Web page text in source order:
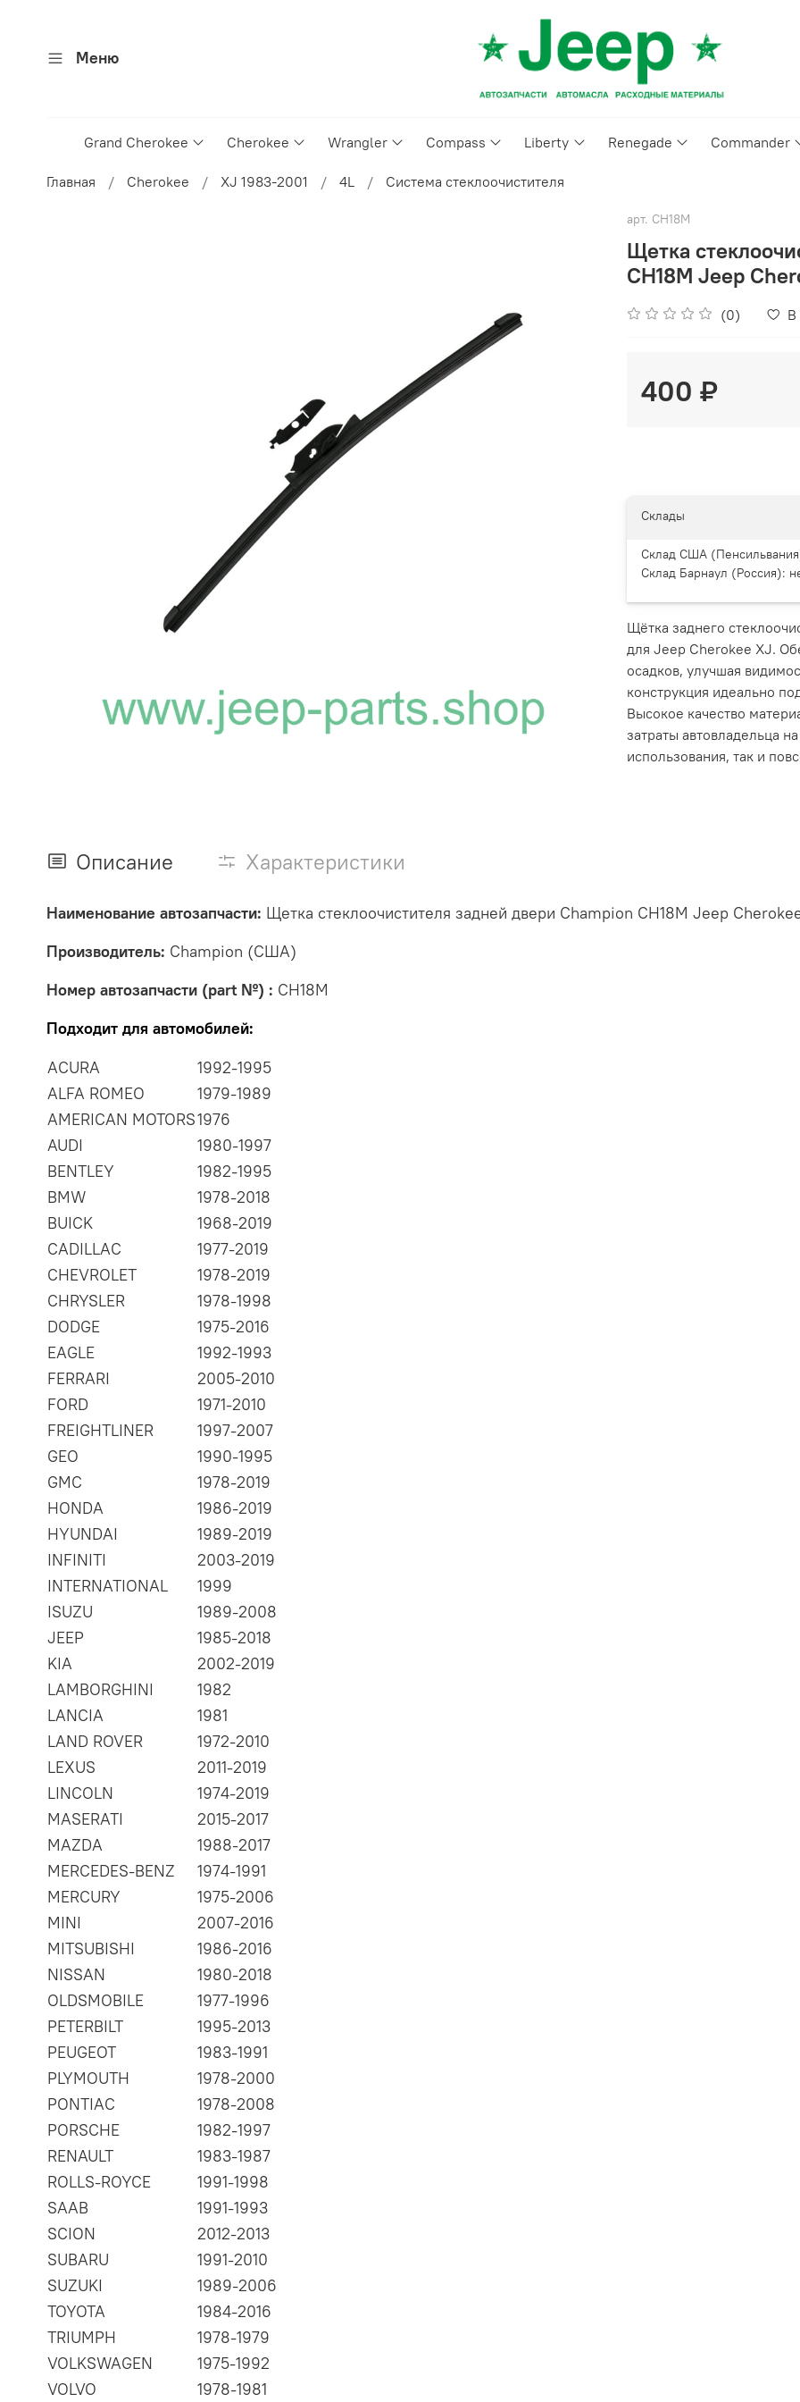
Меню
Grand Cherokee Cherokee Wrangler Compass Liberty Renegade Commander
Главная Cherokee XJ 1983-2001 4L Система стеклоочистителя
арт. CH18M
Щетка
CH18M Jeep
(0) В
400 ₽
Склады
Склад США
Склад Барнаул (Россия):
Щётка заднего
для Jeep Cherokee XJ.
осадков, улучшая
конструкция идеально
Высокое качество
затраты автовладельца
использования, так и
Описание Характеристики
Наименование автозапчасти: Щетка стеклоочистителя задней двери Champion CH18M Jeep
Производитель: Champion (США)
Номер автозапчасти (part №) : CH18M
Подходит для автомобилей:
ACURA
1992-1995
ALFA ROMEO
1979-1989
AMERICAN MOTORS1976
AUDI
1980-1997
BENTLEY
1982-1995
BMW
1978-2018
BUICK
1968-2019
CADILLAC
1977-2019
CHEVROLET
1978-2019
CHRYSLER
1978-1998
DODGE
1975-2016
EAGLE
1992-1993
FERRARI
2005-2010
FORD
1971-2010
FREIGHTLINER
1997-2007
GEO
1990-1995
GMC
1978-2019
HONDA
1986-2019
HYUNDAI
1989-2019
INFINITI
2003-2019
INTERNATIONAL
1999
ISUZU
1989-2008
JEEP
1985-2018
KIA
2002-2019
LAMBORGHINI
1982
LANCIA
1981
LAND ROVER
1972-2010
LEXUS
2011-2019
LINCOLN
1974-2019
MASERATI
2015-2017
MAZDA
1988-2017
MERCEDES-BENZ
1974-1991
MERCURY
1975-2006
MINI
2007-2016
MITSUBISHI
1986-2016
NISSAN
1980-2018
OLDSMOBILE
1977-1996
PETERBILT
1995-2013
PEUGEOT
1983-1991
PLYMOUTH
1978-2000
PONTIAC
1978-2008
PORSCHE
1982-1997
RENAULT
1983-1987
ROLLS-ROYCE
1991-1998
SAAB
1991-1993
SCION
2012-2013
SUBARU
1991-2010
SUZUKI
1989-2006
TOYOTA
1984-2016
TRIUMPH
1978-1979
VOLKSWAGEN
1975-1992
VOLVO
1978-1981